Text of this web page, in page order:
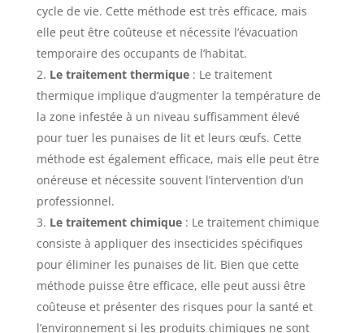
cycle de vie. Cette méthode est très efficace, mais
elle peut être coûteuse et nécessite l’évacuation
temporaire des occupants de l’habitat.
Le traitement thermique: Le traitement
thermique implique d’augmenter la température de
la zone infestée à un niveau suffisamment élevé
pour tuer les punaises de lit et leurs œufs. Cette
méthode est également efficace, mais elle peut être
onéreuse et nécessite souvent l’intervention d’un
professionnel.
Le traitement chimique: Le traitement chimique
consiste à appliquer des insecticides spécifiques
pour éliminer les punaises de lit. Bien que cette
méthode puisse être efficace, elle peut aussi être
coûteuse et présenter des risques pour la santé et
l’environnement si les produits chimiques ne sont